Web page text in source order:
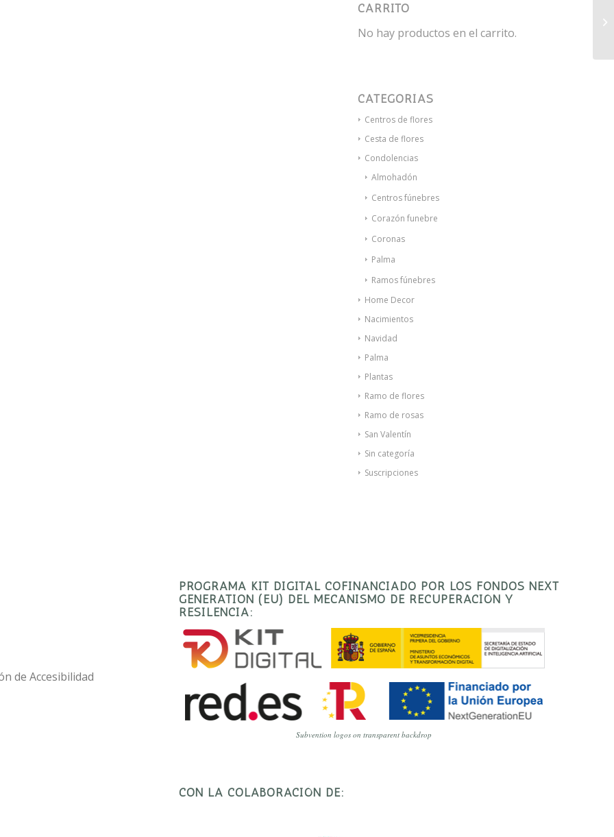
CARRITO
No hay productos en el carrito.
CATEGORÍAS
Centros de flores
Cesta de flores
Condolencias
Almohadón
Centros fúnebres
Corazón funebre
Coronas
Palma
Ramos fúnebres
Home Decor
Nacimientos
Navidad
Palma
Plantas
Ramo de flores
Ramo de rosas
San Valentín
Sin categoría
Suscripciones
de Accesibilidad
PROGRAMA KIT DIGITAL COFINANCIADO POR LOS FONDOS NEXT
GENERATION (EU) DEL MECANISMO DE RECUPERACIÓN Y
RESILENCIA:
Subvention logos on transparent backdrop
CON LA COLABORACIÓN DE: